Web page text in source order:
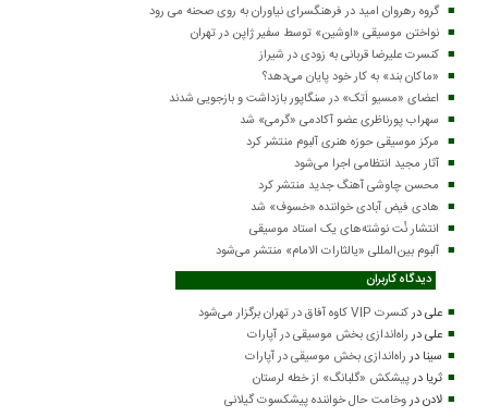
گروه رهروان امید در فرهنگسرای نیاوران به روی صحنه می رود
نواختن موسیقی «اوشین» توسط سفیر ژاپن در تهران
کنسرت علیرضا قربانی به زودی در شیراز
«ماکان بند» به کار خود پایان می‌دهد؟
اعضای «مسیو اَتک» در سنگاپور بازداشت و بازجویی شدند
سهراب پورناظری عضو آکادمی «گرمی» شد
مرکز موسیقی حوزه هنری آلبوم منتشر کرد
آثار مجید انتظامی اجرا می‌شود
محسن چاوشی آهنگ جدید منتشر کرد
هادی فیض آبادی خواننده «خسوف» شد
انتشار نُت نوشته‌های یک استاد موسیقی
آلبوم بین‌المللی «یالثارات الامام» منتشر می‌شود
دیدگاه کاربران
علیدرکنسرت VIP کاوه آفاق در تهران برگزار می‌شود
علیدرراه‌اندازی بخش موسیقی در آپارات
سینا درراه‌اندازی بخش موسیقی در آپارات
ثریا درپیشکش «گلبانگ» از خطه لرستان
لادندروخامت حال خواننده پیشکسوت گیلانی